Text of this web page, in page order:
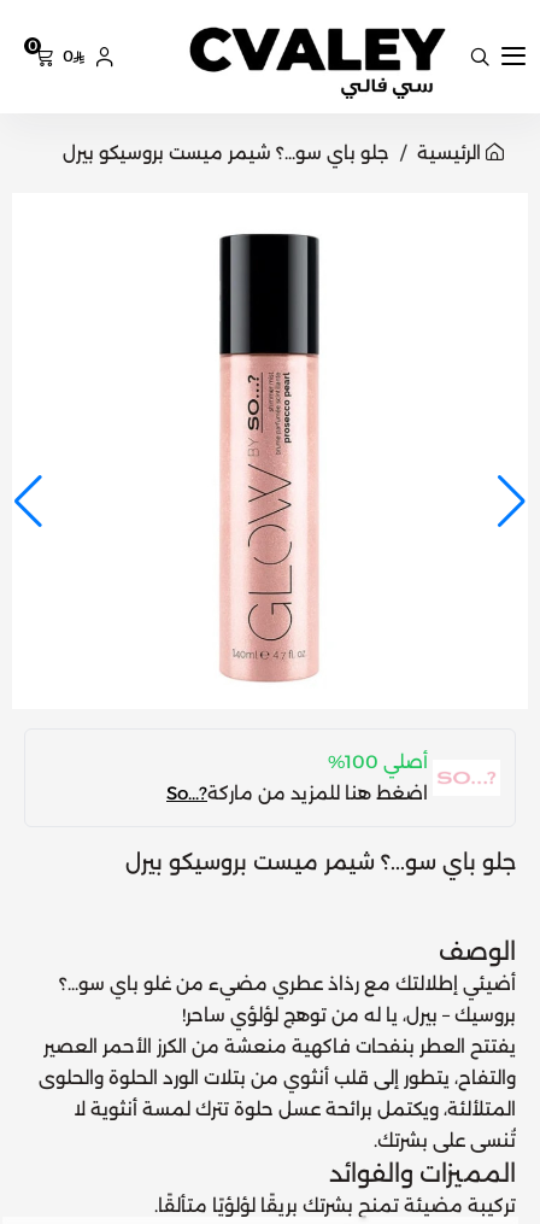
سي فالي
0
0
الرئيسية جلو باي سو...؟ شيمر ميست بروسيكو بيرل
أصلي 100%
اضغط هنا للمزيد من ماركة?...So
جلو باي سو...؟ شيمر ميست بروسيكو بيرل
الوصف
أضيئي إطلالتك مع رذاذ عطري مضيء من غلو باي سو...؟
بروسيك – بيرل، يا له من توهج لؤلؤي ساحر!
يفتتح العطر بنفحات فاكهية منعشة من الكرز الأحمر العصير
والتفاح، يتطور إلى قلب أنثوي من بتلات الورد الحلوة والحلوى
المتلألئة، ويكتمل برائحة عسل حلوة تترك لمسة أنثوية لا
تُنسى على بشرتك.
المميزات والفوائد
تركيبة مضيئة تمنح بشرتك بريقًا لؤلؤيًا متألقًا.